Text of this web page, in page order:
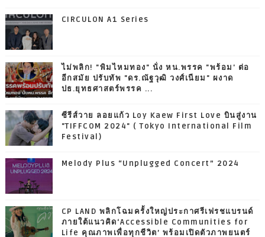
CIRCULON A1 Series
ไม่พลิก! "พิมไหมทอง" นั่ง หน.พรรค "พร้อม' ต่อ
อีกสมัย ปรับทัพ "ดร.ณัฐวุฒิ วงศ์เนียม" ผงาด
ปธ.ยุทธศาสตร์พรรค ...
ซีรีส์วาย ลอยแก้ว Loy Kaew First Love บินสู่งาน
"TIFFCOM 2024" ( Tokyo International Film
Festival)
Melody Plus “Unplugged Concert” 2024
CP LAND พลิกโฉมครั้งใหญ่ประกาศรีเฟรชแบรนด์
ภายใต้แนวคิด‘Accessible Communities for
Life คุณภาพเพื่อทุกชีวิต’ พร้อมเปิดตัวภาพยนตร์